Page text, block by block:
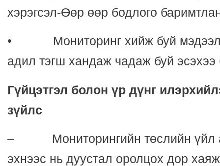
хэрэгсэл-Өөр өөр бодлого
• Мониторинг хийж буй
адил тэгш хандаж чадаж буй эсэхээ
Гүйцэтгэл болон үр дүнг
зүйлс
– Мониторингийн төслийн үйл
эхнээс нь дуустал оролцох дор